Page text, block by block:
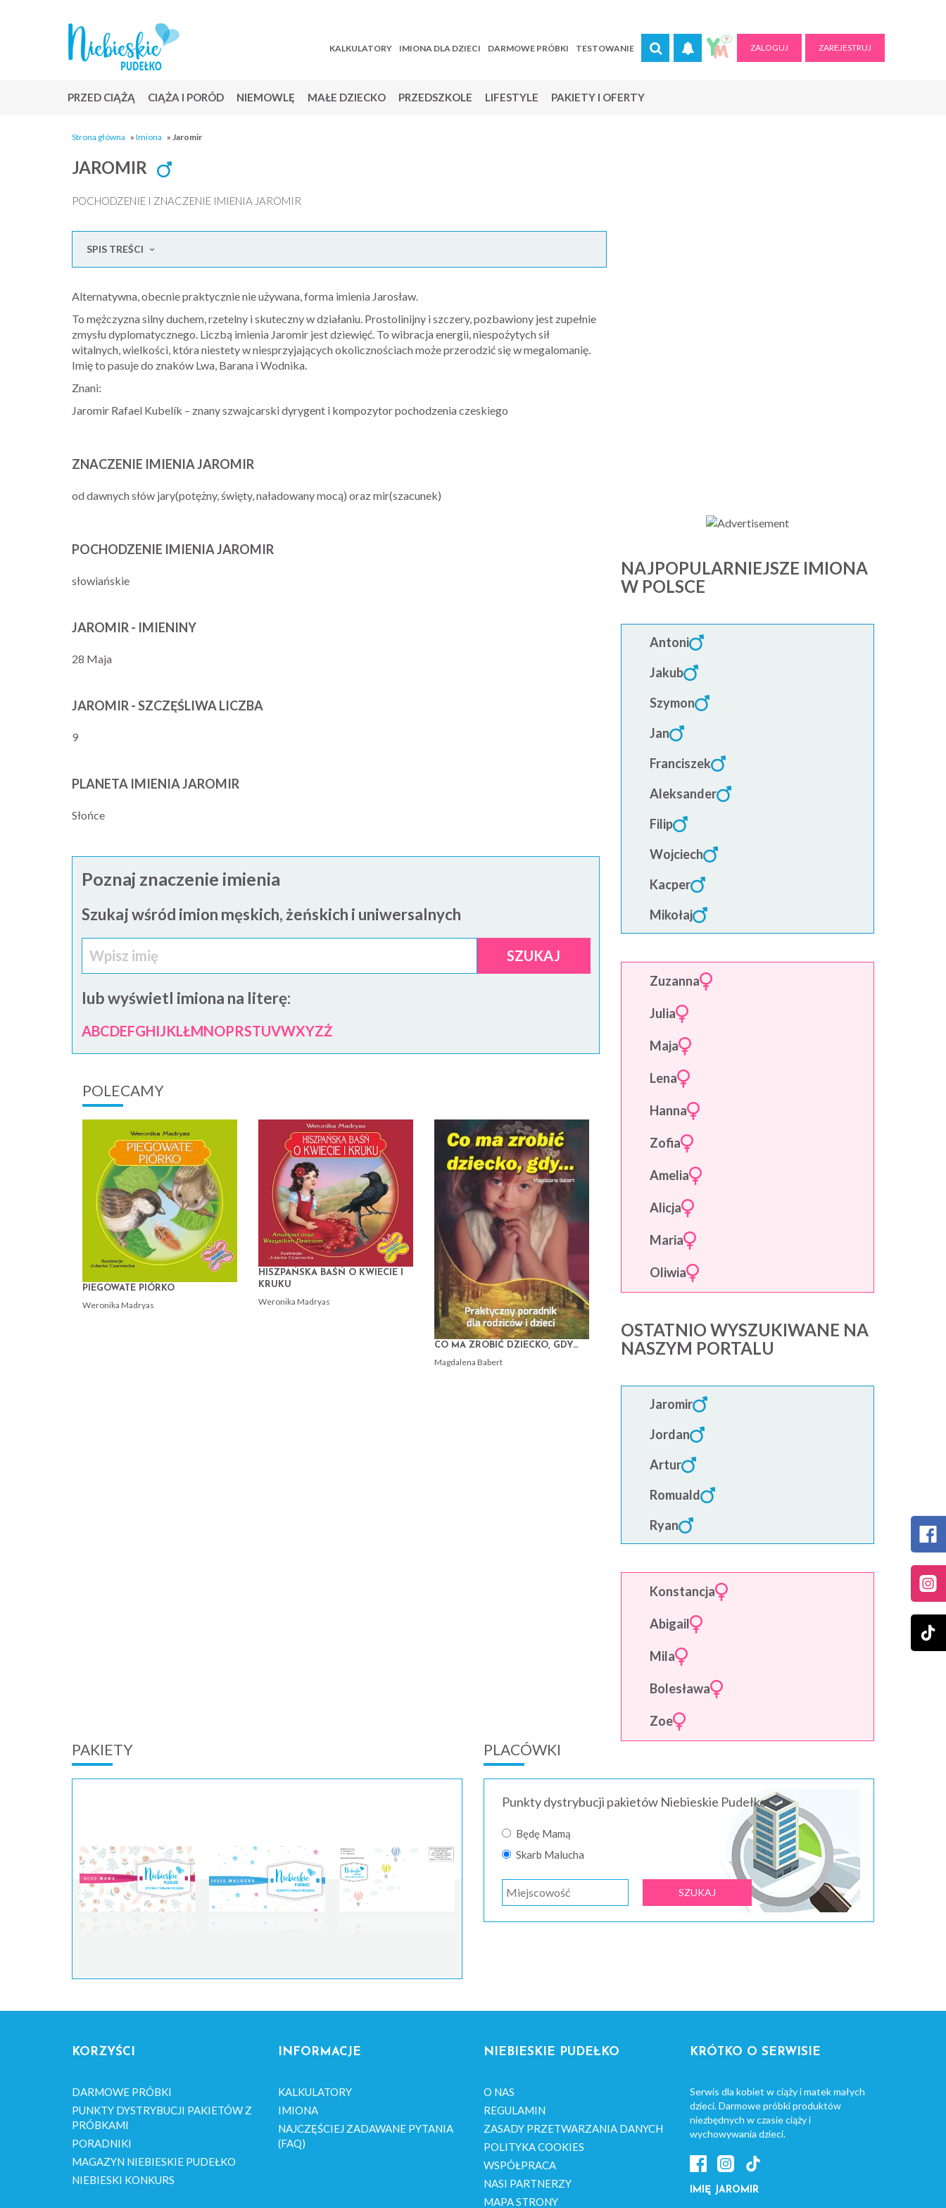
KALKULATORY IMIONA DLA DZIECI DARMOWE PRÓBKI TESTOWANIE ZALOGUJ ZAREJESTRUJ
PRZED CIĄŻĄ CIĄŻA I PORÓD NIEMOWLĘ MAŁE DZIECKO PRZEDSZKOLE LIFESTYLE PAKIETY I OFERTY
Strona główna » Imiona » Jaromir
JAROMIR
POCHODZENIE I ZNACZENIE IMIENIA JAROMIR
SPIS TREŚCI
Alternatywna, obecnie praktycznie nie używana, forma imienia Jarosław.
To mężczyzna silny duchem, rzetelny i skuteczny w działaniu. Prostolinijny i szczery, pozbawiony jest zupełnie
zmysłu dyplomatycznego. Liczbą imienia Jaromir jest dziewięć. To wibracja energii, niespożytych sił
witalnych, wielkości, która niestety w niesprzyjających okolicznościach może przerodzić się w megalomanię.
Imię to pasuje do znaków Lwa, Barana i Wodnika.
Znani:
Jaromir Rafael Kubelík – znany szwajcarski dyrygent i kompozytor pochodzenia czeskiego
ZNACZENIE IMIENIA JAROMIR
od dawnych słów jary(potężny, święty, naładowany mocą) oraz mir(szacunek)
POCHODZENIE IMIENIA JAROMIR
słowiańskie
JAROMIR - IMIENINY
28 Maja
JAROMIR - SZCZĘŚLIWA LICZBA
9
PLANETA IMIENIA JAROMIR
Słońce
Poznaj znaczenie imienia
Szukaj wśród imion męskich, żeńskich i uniwersalnych
SZUKAJ
lub wyświetl imiona na literę:
ABCDEFGHIJKLŁMNOPRSTUVWXYZŻ
POLECAMY
PIEGOWATE PIÓRKO
Weronika Madryas
HISZPAŃSKA BAŚŃ O KWIECIE I
KRUKU
Weronika Madryas
CO MA ZROBIĆ DZIECKO, GDY…
Magdalena Babert
NAJPOPULARNIEJSZE IMIONA
W POLSCE
Antoni
Jakub
Szymon
Jan
Franciszek
Aleksander
Filip
Wojciech
Kacper
Mikołaj
Zuzanna
Julia
Maja
Lena
Hanna
Zofia
Amelia
Alicja
Maria
Oliwia
OSTATNIO WYSZUKIWANE NA
NASZYM PORTALU
Jaromir
Jordan
Artur
Romuald
Ryan
Konstancja
Abigail
Mila
Bolesława
Zoe
PAKIETY PLACÓWKI
Punkty dystrybucji pakietów Niebieskie Pudełko:
Będę Mamą
Skarb Malucha
KORZYŚCI
DARMOWE PRÓBKI
PUNKTY DYSTRYBUCJI PAKIETÓW Z
PRÓBKAMI
PORADNIKI
MAGAZYN NIEBIESKIE PUDEŁKO
NIEBIESKI KONKURS
INFORMACJE
KALKULATORY
IMIONA
NAJCZĘŚCIEJ ZADAWANE PYTANIA
(FAQ)
NIEBIESKIE PUDEŁKO
O NAS
REGULAMIN
ZASADY PRZETWARZANIA DANYCH
POLITYKA COOKIES
WSPÓŁPRACA
NASI PARTNERZY
MAPA STRONY
KRÓTKO O SERWISIE
Serwis dla kobiet w ciąży i matek małych
dzieci. Darmowe próbki produktów
niezbędnych w czasie ciąży i
wychowywania dzieci.
IMIĘ JAROMIR